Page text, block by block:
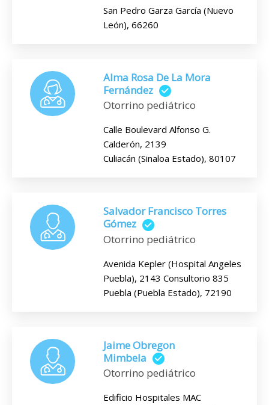
San Pedro Garza García (Nuevo
León), 66260
Alma Rosa De La Mora
Fernández
Otorrino pediátrico
Calle Boulevard Alfonso G.
Calderón, 2139
Culiacán (Sinaloa Estado), 80107
Salvador Francisco Torres
Gómez
Otorrino pediátrico
Avenida Kepler (Hospital Angeles
Puebla), 2143 Consultorio 835
Puebla (Puebla Estado), 72190
Jaime Obregon
Mimbela
Otorrino pediátrico
Edificio Hospitales MAC